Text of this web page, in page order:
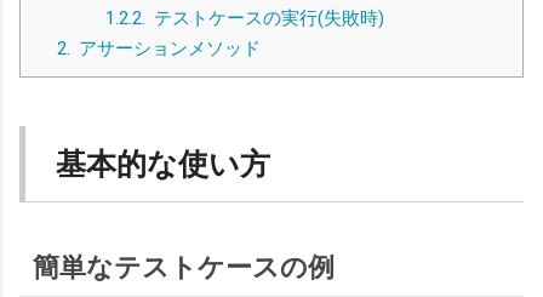
1.2.2. テストケースの実行(失敗時)
2. アサーションメソッド
基本的な使い方
簡単なテストケースの例